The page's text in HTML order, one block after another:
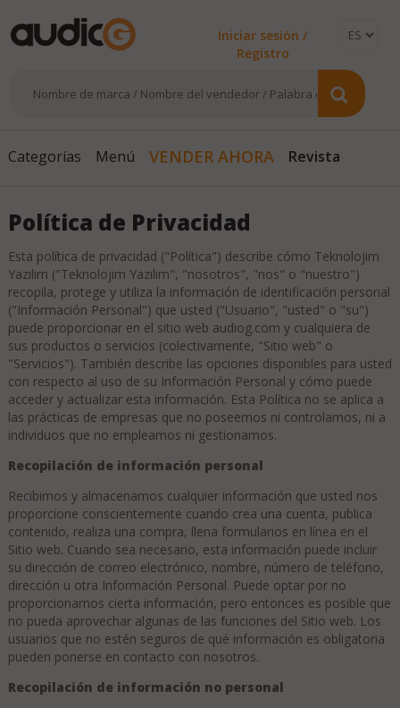
Iniciar sesión /
Registro
Categorías Menú VENDER AHORA Revista
Política de Privacidad
Esta política de privacidad ("Política") describe cómo Teknolojim
Yazilim ("Teknolojim Yazilim", "nosotros", "nos" o "nuestro")
recopila, protege y utiliza la información de identificación personal
("Información Personal") que usted ("Usuario", "usted" o "su")
puede proporcionar en el sitio web audiog.com y cualquiera de
sus productos o servicios (colectivamente, "Sitio web" o
"Servicios"). También describe las opciones disponibles para usted
con respecto al uso de su Información Personal y cómo puede
acceder y actualizar esta información. Esta Política no se aplica a
las prácticas de empresas que no poseemos ni controlamos, ni a
individuos que no empleamos ni gestionamos.
Recopilación de información personal
Recibimos y almacenamos cualquier información que usted nos
proporcione conscientemente cuando crea una cuenta, publica
contenido, realiza una compra, llena formularios en línea en el
Sitio web. Cuando sea necesario, esta información puede incluir
su dirección de correo electrónico, nombre, número de teléfono,
dirección u otra Información Personal. Puede optar por no
proporcionarnos cierta información, pero entonces es posible que
no pueda aprovechar algunas de las funciones del Sitio web. Los
usuarios que no estén seguros de qué información es obligatoria
pueden ponerse en contacto con nosotros.
Recopilación de información no personal